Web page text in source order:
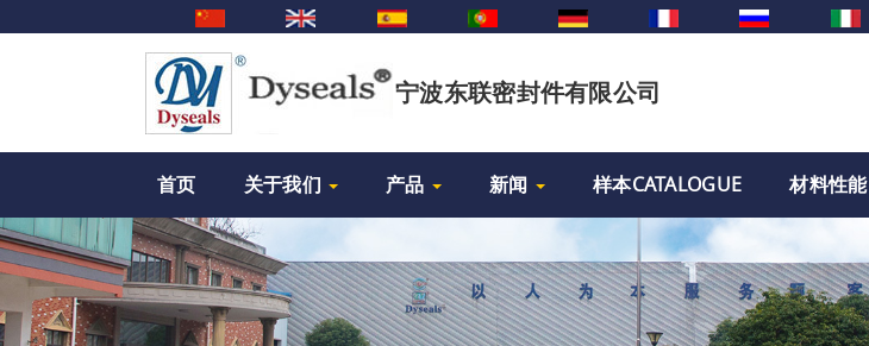
宁波东联密封件有限公司
首页 关于我们 产品 新闻 样本CATALOGUE 材料性能